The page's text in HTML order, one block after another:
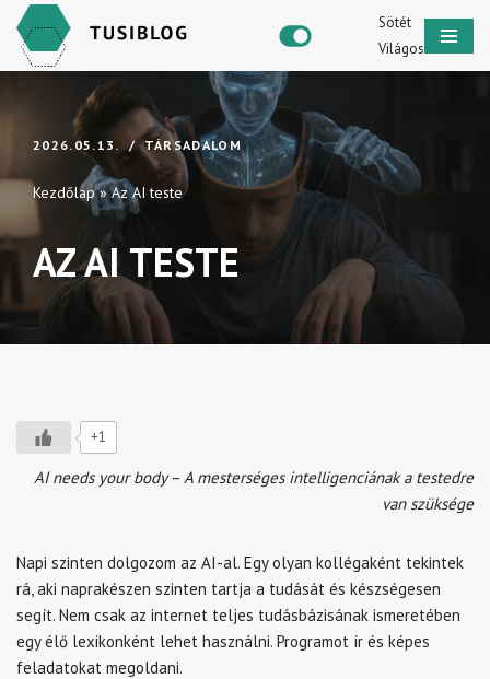
Skip
Sötét
Világos
2026.05.13. TÁRSADALOM
Kezdőlap»Az AI teste
AZ AI TESTE
+1
AI needs your body – A mesterséges intelligenciának a testedre
van szüksége
Napi szinten dolgozom az AI-al. Egy olyan kollégaként tekintek
rá, aki naprakészen szinten tartja a tudását és készségesen
segít. Nem csak az internet teljes tudásbázisának ismeretében
egy élő lexikonként lehet használni. Programot ír és képes
feladatokat megoldani.